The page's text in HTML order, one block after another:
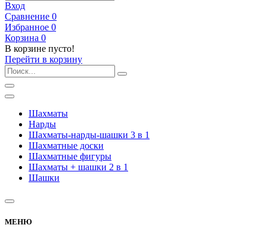
Вход
Сравнение 0
Избранное 0
Корзина 0
В корзине пусто!
Перейти в корзину
Шахматы
Нарды
Шахматы-нарды-шашки 3 в 1
Шахматные доски
Шахматные фигуры
Шахматы + шашки 2 в 1
Шашки
МЕНЮ